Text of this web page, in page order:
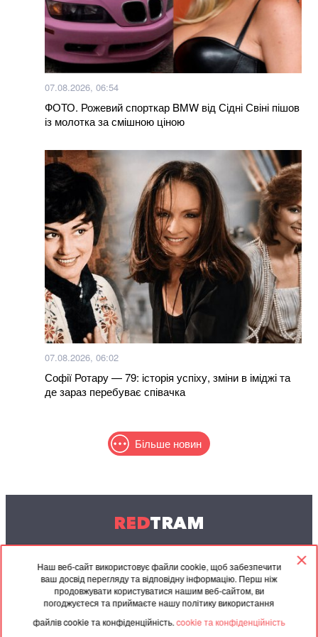
Наш веб-сайт використовує файли cookie, щоб забезпечити
ваш досвід перегляду та відповідну інформацію. Перш ніж
продовжувати користуватися нашим веб-сайтом, ви
погоджуєтеся та приймаєте нашу політику використання
файлів cookie та конфіденційність.cookie та конфіденційність
07.08.2026, 06:54
ФОТО. Рожевий спорткар BMW від Сідні Свіні пішов
із молотка за смішною ціною
07.08.2026, 06:02
Софії Ротару — 79: історія успіху, зміни в іміджі та
де зараз перебуває співачка
Більше новин
REDTRAM
© 2004-2026 Redtram, Ltd.
Співпраця
Партнерські
матеріали
Архів
Угода
Контакти